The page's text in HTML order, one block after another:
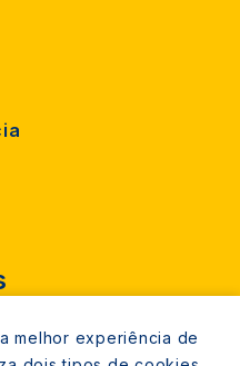
melhor experiência de